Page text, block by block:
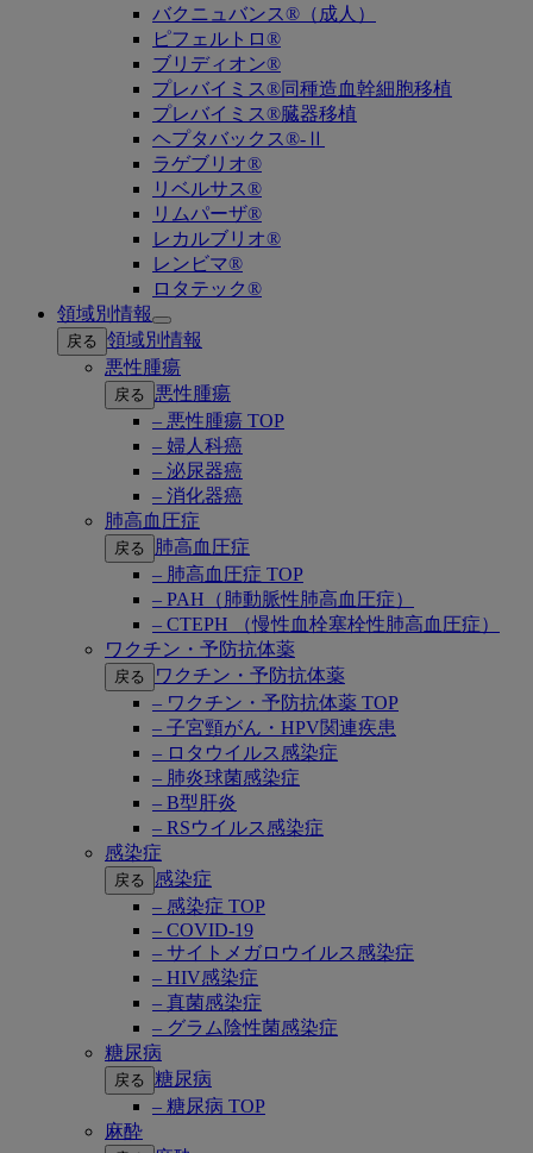
バクニュバンス®（成人）
ピフェルトロ®
ブリディオン®
プレバイミス®同種造血幹細胞移植
プレバイミス®臓器移植
ヘプタバックス®-Ⅱ
ラゲブリオ®
リベルサス®
リムパーザ®
レカルブリオ®
レンビマ®
ロタテック®
領域別情報
Open
submenu
戻る 領域別情報
悪性腫瘍
戻る
悪性腫瘍
– 悪性腫瘍 TOP
– 婦人科癌
– 泌尿器癌
– 消化器癌
肺高血圧症
戻る
肺高血圧症
– 肺高血圧症 TOP
– PAH（肺動脈性肺高血圧症）
– CTEPH （慢性血栓塞栓性肺高血圧症）
ワクチン・予防抗体薬
戻る
ワクチン・予防抗体薬
– ワクチン・予防抗体薬 TOP
– 子宮頸がん・HPV関連疾患
– ロタウイルス感染症
– 肺炎球菌感染症
– B型肝炎
– RSウイルス感染症
感染症
戻る
感染症
– 感染症 TOP
– COVID-19
– サイトメガロウイルス感染症
– HIV感染症
– 真菌感染症
– グラム陰性菌感染症
糖尿病
戻る 糖尿病
– 糖尿病 TOP
麻酔